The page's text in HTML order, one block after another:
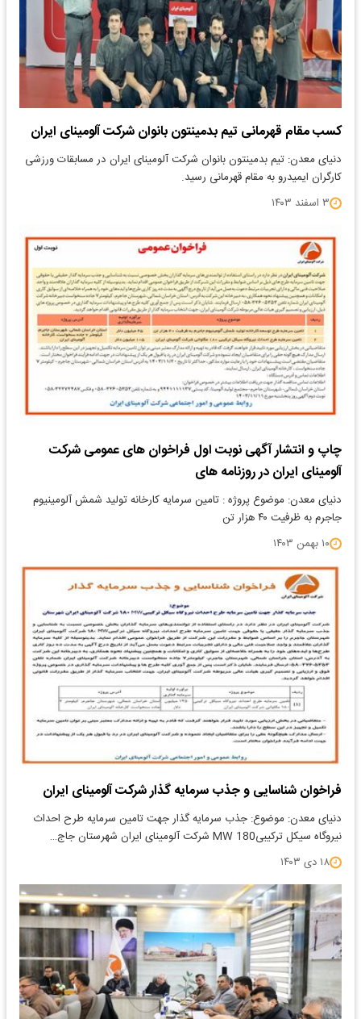
کسب مقام قهرمانی تیم بدمینتون بانوان شرکت آلومینای ایران
دنیای معدن: تیم بدمینتون بانوان شرکت آلومینای ایران در مسابقات ورزشی
کارگران ایمیدرو به مقام قهرمانی رسید.
۳ اسفند ۱۴۰۳
چاپ و انتشار آگهی نوبت اول فراخوان های عمومی شرکت
آلومینای ایران در روزنامه های
دنیای معدن: موضوع پروژه : تامین سرمایه کارخانه تولید شمش آلومینیوم
جاجرم به ظرفیت ۴۰ هزار تن
۱۰ بهمن ۱۴۰۳
فراخوان شناسایی و جذب سرمایه گذار شرکت آلومینای ایران
دنیای معدن: موضوع: جذب سرمایه گذار جهت تامین سرمایه طرح احداث
نیروگاه سیکل ترکیبیMW 180 شرکت آلومینای ایران شهرستان جاج…
۱۸ دی ۱۴۰۳